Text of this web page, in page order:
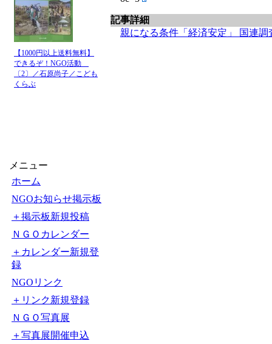
【1000円以上送料無料】
できるぞ！NGO活動
〔2〕／石原尚子／こども
くらぶ
メニュー
ホーム
NGOお知らせ掲示板
＋掲示板新規投稿
ＮＧＯカレンダー
＋カレンダー新規登
録
NGOリンク
＋リンク新規登録
ＮＧＯ写真展
＋写真展開催申込
記事詳細
親になる条件「経済安定」 国連